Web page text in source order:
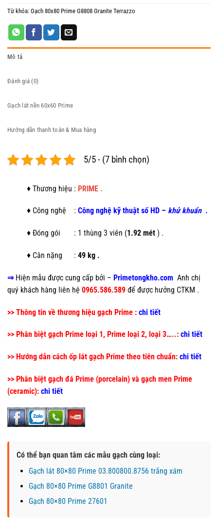
Từ khóa: Gạch 80x80 Prime G8808 Granite Terrazzo
Mô tả
Đánh giá (0)
Gạch lát nền 60x60 Prime
Hướng dẫn thanh toán & Mua hàng
5/5 - (7 bình chọn)
♦ Thương hiệu : PRIME .
♦ Công nghệ : Công nghệ kỹ thuật số HD – khử khuẩn .
♦ Đóng gói : 1 thùng 3 viên (1.92 mét ) .
♦ Cân nặng : 49 kg .
⇒ Hiện mẫu được cung cấp bởi – Primetongkho.com Anh chị
quý khách hàng liên hệ 0965.586.589 để được hưởng CTKM .
>> Thông tin về thương hiệu gạch Prime : chi tiết
>> Phân biệt gạch Prime loại 1, Prime loại 2, loại 3…..: chi tiết
>> Hướng dẫn cách ốp lát gạch Prime theo tiên chuẩn: chi tiết
>> Phân biệt gạch đá Prime (porcelain) và gạch men Prime
(ceramic): chi tiết
Có thể bạn quan tâm các mẫu gạch cùng loại:
Gạch lát 80×80 Prime 03.800800.8756 trắng xám
Gạch 80×80 Prime G8801 Granite
Gạch 80×80 Prime 27601